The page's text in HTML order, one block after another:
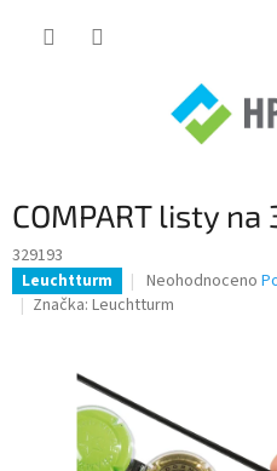
COMPART listy
329193
Leuchtturm
Průměrné
hodnocení
5
hvězdiček.
Neohodnoceno
Značka: Leuchtturm